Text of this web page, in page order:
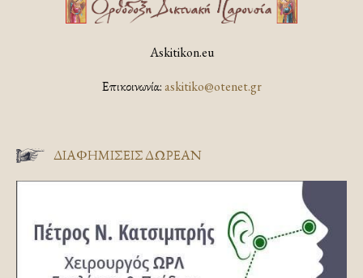
Askitikon.eu
Επικοινωνία:askitiko@otenet.gr
ΔΙΑΦΗΜΊΣΕΙΣ ΔΩΡΕΆΝ